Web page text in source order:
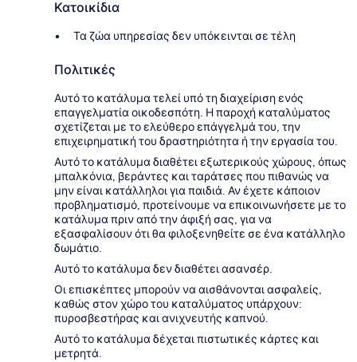
Κατοικίδια
Τα ζώα υπηρεσίας δεν υπόκεινται σε τέλη
Πολιτικές
Αυτό το κατάλυμα τελεί υπό τη διαχείριση ενός
επαγγελματία οικοδεσπότη. Η παροχή καταλύματος
σχετίζεται με το ελεύθερο επάγγελμά του, την
επιχειρηματική του δραστηριότητα ή την εργασία του.
Αυτό το κατάλυμα διαθέτει εξωτερικούς χώρους, όπως
μπαλκόνια, βεράντες και ταράτσες που πιθανώς να
μην είναι κατάλληλοι για παιδιά. Αν έχετε κάποιον
προβληματισμό, προτείνουμε να επικοινωνήσετε με το
κατάλυμα πριν από την άφιξή σας, για να
εξασφαλίσουν ότι θα φιλοξενηθείτε σε ένα κατάλληλο
δωμάτιο.
Αυτό το κατάλυμα δεν διαθέτει ασανσέρ.
Οι επισκέπτες μπορούν να αισθάνονται ασφαλείς,
καθώς στον χώρο του καταλύματος υπάρχουν:
πυροσβεστήρας και ανιχνευτής καπνού.
Αυτό το κατάλυμα δέχεται πιστωτικές κάρτες και
μετρητά.